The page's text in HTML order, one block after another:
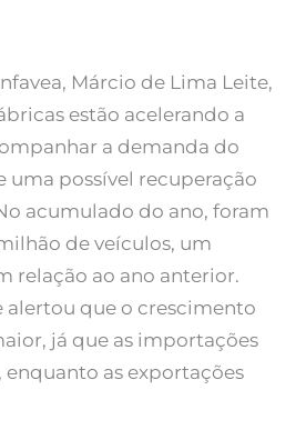
Márcio de Lima Leite,
estão acelerando a
a demanda do
uma possível recuperação
acumulado do ano, foram
de veículos, um
relação ao ano anterior.
alertou que o crescimento
já que as importações
enquanto as exportações